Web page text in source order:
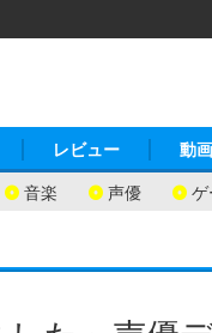
音楽 声優 ゲ
レビュー 動画